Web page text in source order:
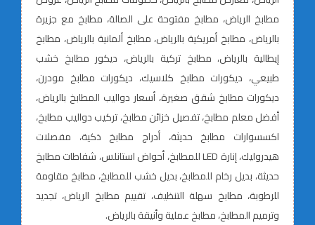
مطابخ الرياض، مطابخ مفتوحة على الصالة، مطابخ مع جزيرة
بالرياض، مطابخ أمريكية بالرياض، مطابخ ألمانية بالرياض، مطابخ
إيطالية بالرياض، مطابخ تركية بالرياض، ديكور مطابخ خشب
طبيعي، ديكورات مطابخ كلاسيك، ديكورات مطابخ مودرن،
ديكورات مطابخ شقق صغيرة، أسعار دواليب المطابخ بالرياض،
أفضل معلم مطابخ، تفصيل خزائن مطابخ، تركيب دواليب مطابخ،
اكسسوارات مطابخ حديثة، أدراج مطابخ ذكية، مفصلات
هيدروليك، إنارة LED للمطابخ، أحواض استانلس، شفاطات مطابخ
حديثة، بديل رخام للمطابخ، بديل خشب للمطابخ، مطابخ مقاومة
للرطوبة، مطابخ سهلة التنظيف، تقييم مطابخ الرياض، تجديد
وترميم المطابخ، مطابخ عملية وأنيقة بالرياض.